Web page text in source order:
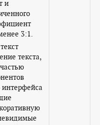
и
3:1.
текста,
интерфейса